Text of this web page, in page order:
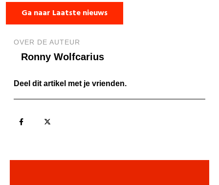
Ga naar Laatste nieuws
OVER DE AUTEUR
Ronny Wolfcarius
Deel dit artikel met je vrienden.